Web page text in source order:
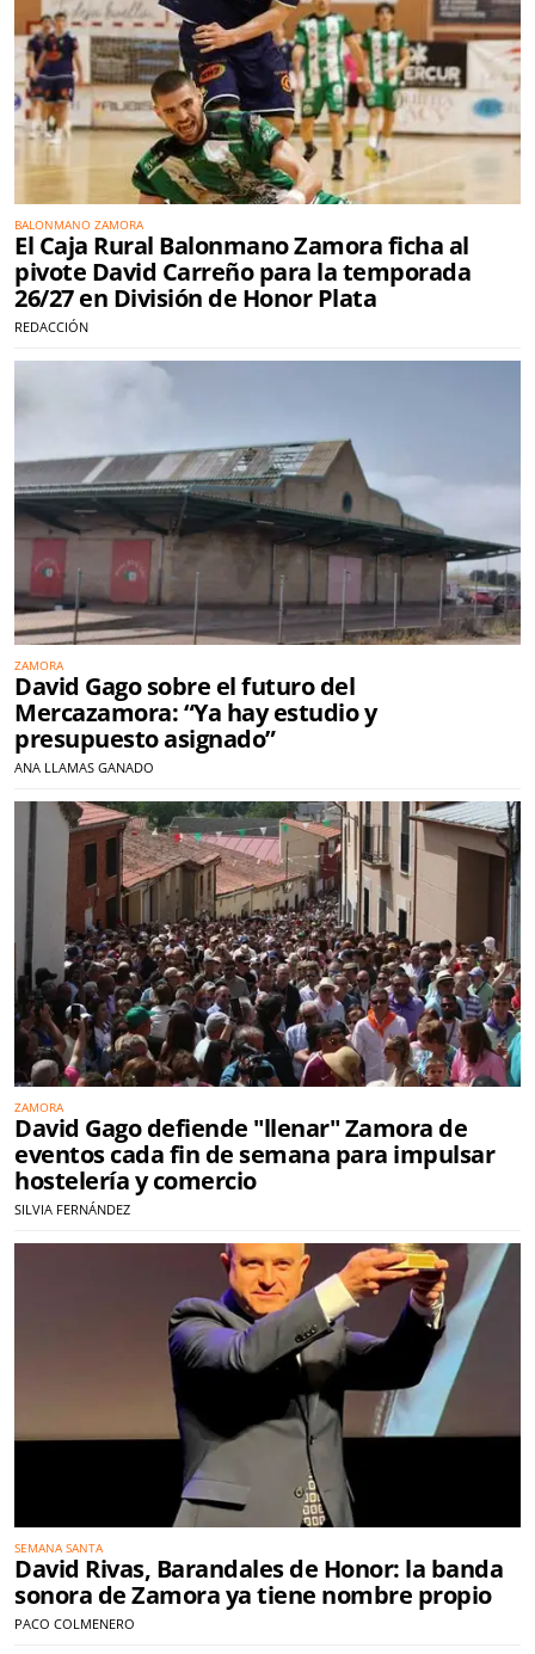
BALONMANO ZAMORA
El Caja Rural Balonmano Zamora ficha al
pivote David Carreño para la temporada
26/27 en División de Honor Plata
REDACCIÓN
ZAMORA
David Gago sobre el futuro del
Mercazamora: “Ya hay estudio y
presupuesto asignado”
ANA LLAMAS GANADO
ZAMORA
David Gago defiende "llenar" Zamora de
eventos cada fin de semana para impulsar
hostelería y comercio
SILVIA FERNÁNDEZ
SEMANA SANTA
David Rivas, Barandales de Honor: la banda
sonora de Zamora ya tiene nombre propio
PACO COLMENERO